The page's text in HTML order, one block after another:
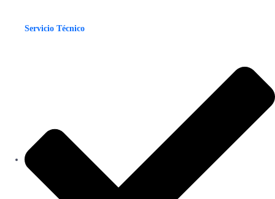
Servicio Técnico